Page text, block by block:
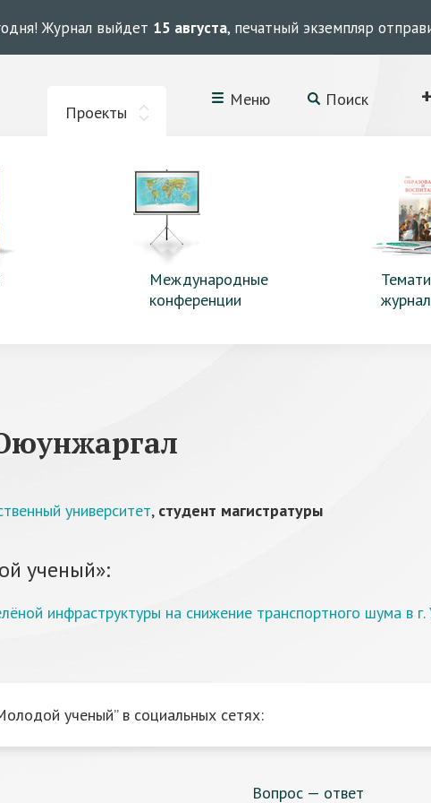
Журнал выйдет 15 августа, печатный экземпляр
Проекты
Меню Поиск
Международные
конференции
университет, студент магистратуры
ученый»:
инфраструктуры на снижение транспортного шума в
ученый” в социальных сетях:
Вопрос — ответ